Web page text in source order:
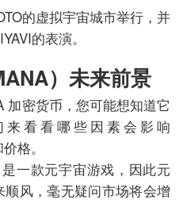
的虚拟宇宙城市举行，并
的表演。
）未来前景
加密货币，您可能想知道它
看看哪些因素会影响
格。
一款元宇宙游戏，因此元
风，毫无疑问市场将会增